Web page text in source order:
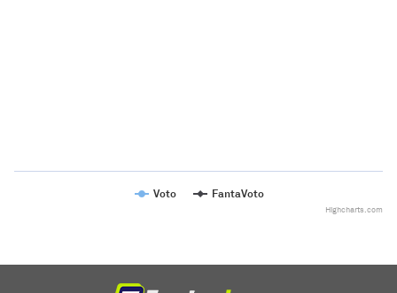
Voto FantaVoto
Highcharts.com